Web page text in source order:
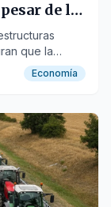
de la
que la
Economía